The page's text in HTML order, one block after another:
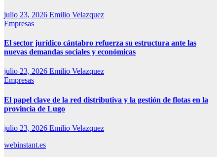
julio 23, 2026 Emilio Velazquez
Empresas
El sector jurídico cántabro refuerza su estructura ante las
nuevas demandas sociales y económicas
julio 23, 2026 Emilio Velazquez
Empresas
El papel clave de la red distributiva y la gestión de flotas en la
provincia de Lugo
julio 23, 2026 Emilio Velazquez
webinstant.es